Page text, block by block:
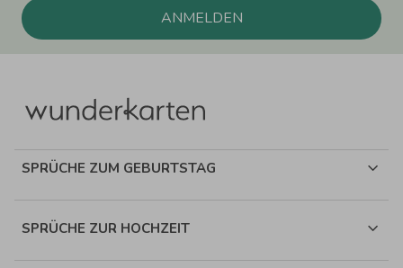
ANMELDEN
SPRÜCHE ZUM GEBURTSTAG
SPRÜCHE ZUR HOCHZEIT